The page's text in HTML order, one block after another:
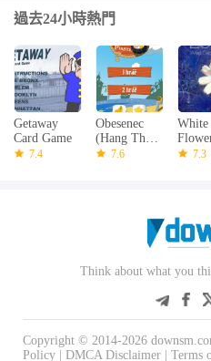
過去24小時熱門
Getaway
Card Game
7.4
Obesenec
(Hang The
Pirate)
7.6
White
Theme
7.3
Think about what you
Copyright © 2014-2026
Policy
DMCA Disclaimer Terms